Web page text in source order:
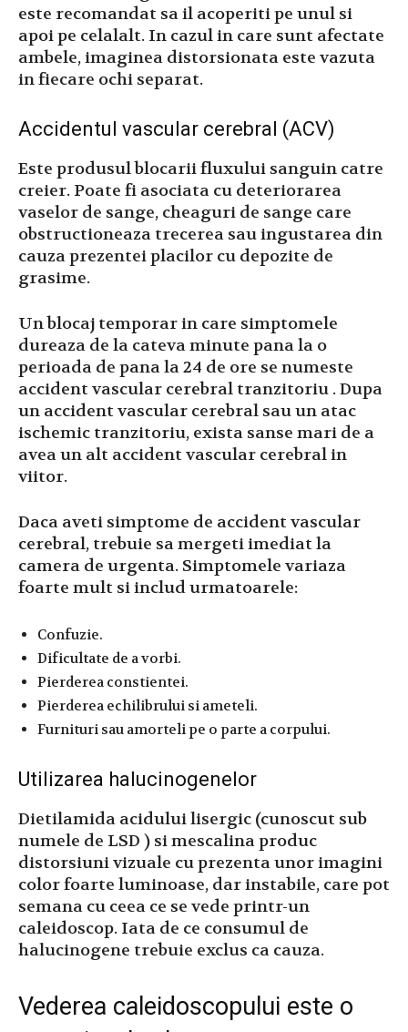
este recomandat sa il acoperiti pe unul si
apoi pe celalalt. In cazul in care sunt afectate
ambele, imaginea distorsionata este vazuta
in fiecare ochi separat.
Accidentul vascular cerebral (ACV)
Este produsul blocarii fluxului sanguin catre
creier. Poate fi asociata cu deteriorarea
vaselor de sange, cheaguri de sange care
obstructioneaza trecerea sau ingustarea din
cauza prezentei placilor cu depozite de
grasime.
Un blocaj temporar in care simptomele
dureaza de la cateva minute pana la o
perioada de pana la 24 de ore se numeste
accident vascular cerebral tranzitoriu . Dupa
un accident vascular cerebral sau un atac
ischemic tranzitoriu, exista sanse mari de a
avea un alt accident vascular cerebral in
viitor.
Daca aveti simptome de accident vascular
cerebral, trebuie sa mergeti imediat la
camera de urgenta. Simptomele variaza
foarte mult si includ urmatoarele:
Confuzie.
Dificultate de a vorbi.
Pierderea constientei.
Pierderea echilibrului si ameteli.
Furnituri sau amorteli pe o parte a corpului.
Utilizarea halucinogenelor
Dietilamida acidului lisergic (cunoscut sub
numele de LSD ) si mescalina produc
distorsiuni vizuale cu prezenta unor imagini
color foarte luminoase, dar instabile, care pot
semana cu ceea ce se vede printr-un
caleidoscop. Iata de ce consumul de
halucinogene trebuie exclus ca cauza.
Vederea caleidoscopului este o